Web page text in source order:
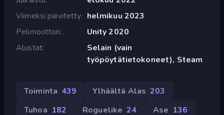
Viimeksi päivitetty helmikuu 2023
Pelimoottori
Unity 2020
Alustat
Selain (vain
työpöytätietokoneet), Steam
Toiminta 439 Ylhäältä Alas 203
Tuhoa 182 Roguelike 24 Ase 136